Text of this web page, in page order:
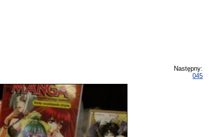
Następny:
045